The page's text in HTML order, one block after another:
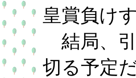
皇賞負け
結局、
切る予定